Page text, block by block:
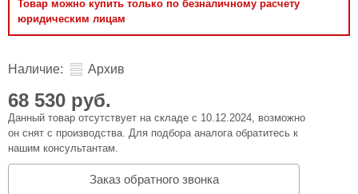
Товар можно купить только по безналичному расчету
юридическим лицам
Наличие: Архив
68 530 руб.
Данный товар отсутствует на складе с 10.12.2024, возможно
он снят с производства. Для подбора аналога обратитесь к
нашим консультантам.
Заказ обратного звонка